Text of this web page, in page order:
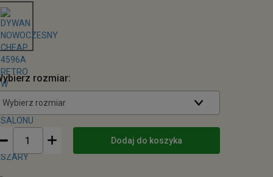
rozmiar:
Wybierz rozmiar
Dodaj do koszyka